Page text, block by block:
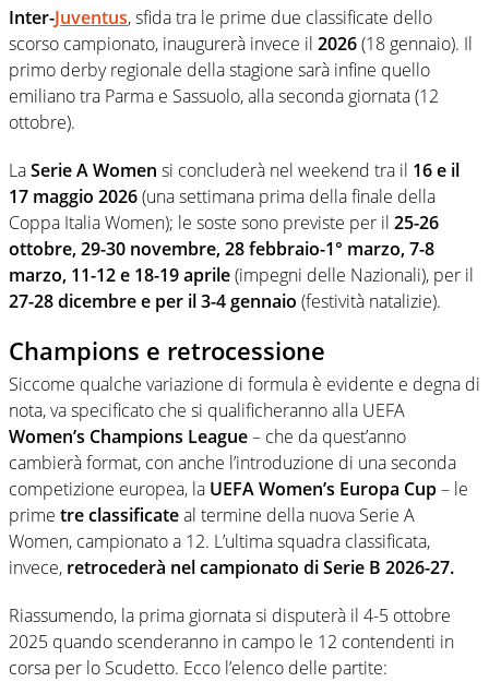
Inter-Juventus, sfida tra le prime due classificate dello
scorso campionato, inaugurerà invece il 2026(18 gennaio). Il
primo derby regionale della stagione sarà infine quello
emiliano tra Parma e Sassuolo, alla seconda giornata (12
ottobre).
LaSerie A Women si concluderà nel weekend tra il 16 e il
17 maggio 2026(una settimana prima della finale della
Coppa Italia Women); le soste sono previste per il 25-26
ottobre, 29-30 novembre, 28 febbraio-1° marzo, 7-8
marzo, 11-12 e 18-19 aprile(impegni delle Nazionali), per il
27-28 dicembre e per il 3-4 gennaio (festività natalizie).
Champions e retrocessione
Siccome qualche variazione di formula è evidente e degna di
nota, va specificato che si qualificheranno alla UEFA
Women’s Champions League– che da quest’anno
cambierà format, con anche l’introduzione di una seconda
competizione europea, la UEFA Women’s Europa Cup– le
prime tre classificateal termine della nuova Serie A
Women, campionato a 12. L’ultima squadra classificata,
invece, retrocederà nel campionato di Serie B 2026-27.
Riassumendo, la prima giornata si disputerà il 4-5 ottobre
2025 quando scenderanno in campo le 12 contendenti in
corsa per lo Scudetto. Ecco l’elenco delle partite: